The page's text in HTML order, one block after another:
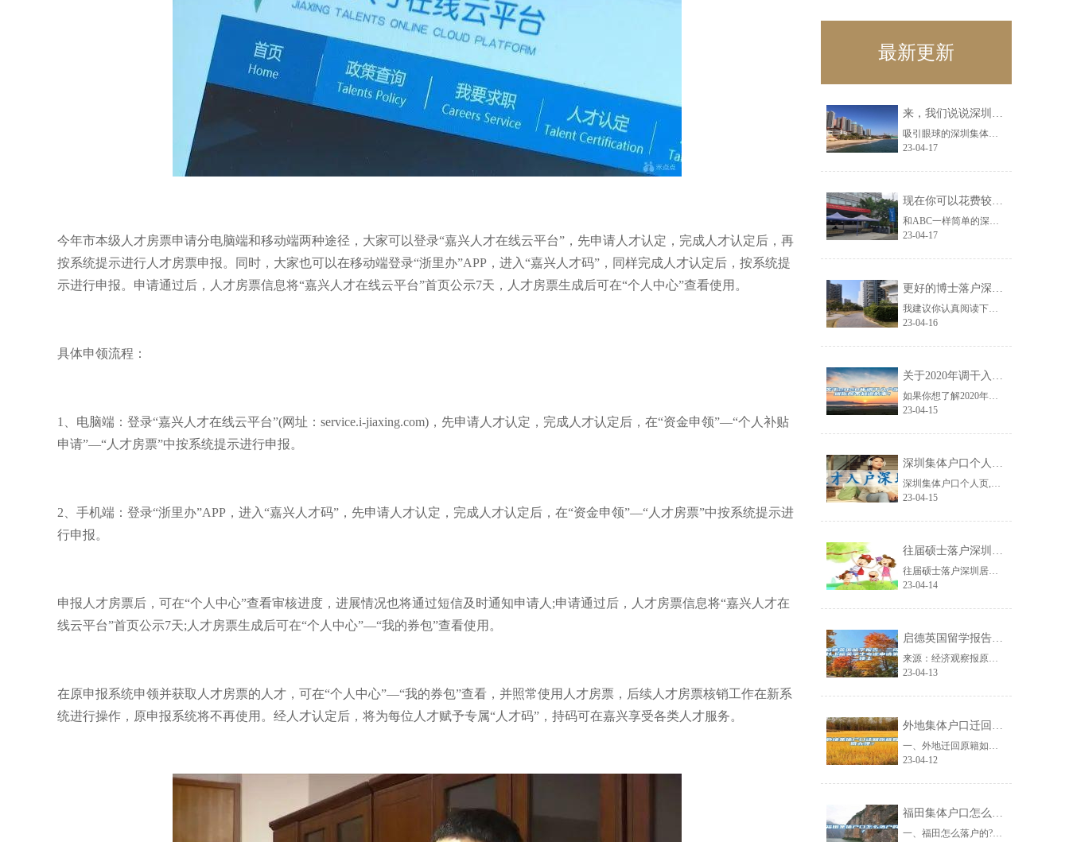
今年市本级人才房票申请分电脑端和移动端两种途径，大家可以登录“嘉兴人才在线云平台”，先申请人才认定，完成人才认定后，再
按系统提示进行人才房票申报。同时，大家也可以在移动端登录“浙里办”APP，进入“嘉兴人才码”，同样完成人才认定后，按系统提
示进行申报。申请通过后，人才房票信息将“嘉兴人才在线云平台”首页公示7天，人才房票生成后可在“个人中心”查看使用。
具体申领流程：
1、电脑端：登录“嘉兴人才在线云平台”(网址：service.i-jiaxing.com)，先申请人才认定，完成人才认定后，在“资金申领”—“个人补贴
申请”—“人才房票”中按系统提示进行申报。
2、手机端：登录“浙里办”APP，进入“嘉兴人才码”，先申请人才认定，完成人才认定后，在“资金申领”—“人才房票”中按系统提示进
行申报。
申报人才房票后，可在“个人中心”查看审核进度，进展情况也将通过短信及时通知申请人;申请通过后，人才房票信息将“嘉兴人才在
线云平台”首页公示7天;人才房票生成后可在“个人中心”—“我的券包”查看使用。
在原申报系统申领并获取人才房票的人才，可在“个人中心”—“我的券包”查看，并照常使用人才房票，后续人才房票核销工作在新系
统进行操作，原申报系统将不再使用。经人才认定后，将为每位人才赋予专属“人才码”，持码可在嘉兴享受各类人才服务。
最新更新
来，我们说说深圳集体户口辞职迁到人才市场问题解决之道！
吸引眼球的深圳集体户口辞职迁到人才市场信息非常多，但对你来说没什么用，接下来......
23-04-17
现在你可以花费较少的努力获得深圳研究生落户政策？
和ABC一样简单的深圳研究生落户政策资讯，在网络上越来越少了，如果你刚好遇到......
23-04-17
更好的博士落户深圳的条件应对方法！
我建议你认真阅读下面的文章，分享的博士落户深圳的条件信息很可能网络上从来没有......
23-04-16
关于2020年调干入户深圳你所不知道的事！
如果你想了解2020年调干入户深圳的信息，那么关于2020年调干入户深圳你所......
23-04-15
深圳集体户口个人页,毕业生落户深圳
深圳集体户口个人页,生落户深圳你怎样看待深圳这座城市？可去专栏“在深圳奋斗”......
23-04-15
往届硕士落户深圳居住证入户条件
往届硕士落户深圳居住证入户条件深圳是一座宜居的城市，也是一座敬老爱老的城市。......
23-04-14
启德英国留学报告：三成以上留英学生考虑申请第二硕士
来源：经济观察报原标题：启德英国留学报告：三成以上留英学生考虑申请第二硕士经......
23-04-13
外地集体户口迁回原籍如何办理？
一、外地迁回原籍如何办理?从原籍所在地派出开出同意迁入的准迁证，凭此准迁证即......
23-04-12
福田集体户口怎么落户的？
一、福田怎么落户的?(一)集体户口是农转非的，不能回原籍，若是想要办理落户，......